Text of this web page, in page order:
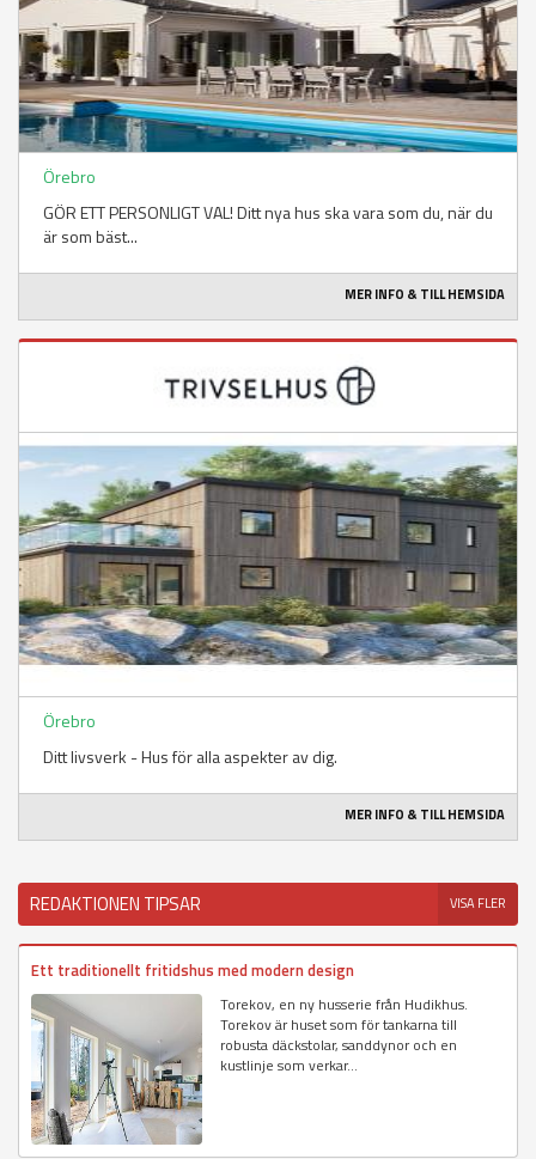
Örebro
GÖR ETT PERSONLIGT VAL! Ditt nya hus ska vara som du, när du
är som bäst...
MER INFO & TILL HEMSIDA
Örebro
Ditt livsverk - Hus för alla aspekter av dig.
MER INFO & TILL HEMSIDA
REDAKTIONEN TIPSAR VISA FLER
Ett traditionellt fritidshus med modern design
Torekov, en ny husserie från Hudikhus.
Torekov är huset som för tankarna till
robusta däckstolar, sanddynor och en
kustlinje som verkar...